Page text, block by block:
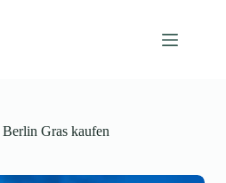
Gras kaufen